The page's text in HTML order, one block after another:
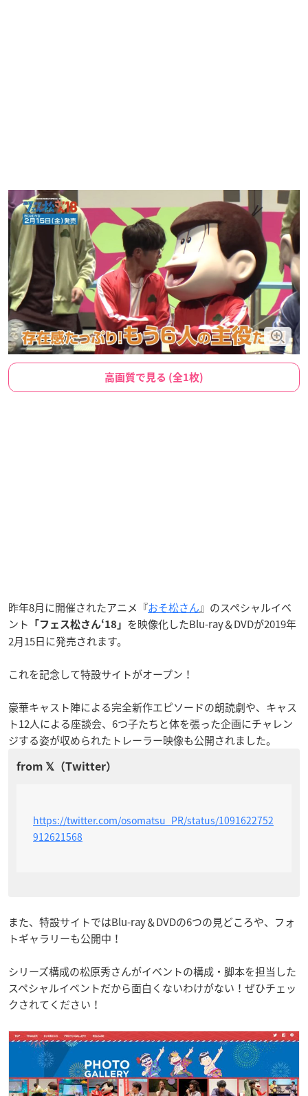
高画質で見る (全1枚)
昨年8月に開催されたアニメ『おそ松さん』のスペシャルイベ
ント
「フェス松さん‘18」 を映像化したBlu-ray＆DVDが2019年
2月15日に発売されます。
これを記念して特設サイトがオープン！
豪華キャスト陣による完全新作エピソードの朗読劇や、キャス
ト12人による座談会、6つ子たちと体を張った企画にチャレン
ジする姿が収められたトレーラー映像も公開されました。
https://twitter.com/osomatsu_PR/status/1091622752
912621568
また、特設サイトではBlu-ray＆DVDの6つの見どころや、フォ
トギャラリーも公開中！
シリーズ構成の松原秀さんがイベントの構成・脚本を担当した
スペシャルイベントだから面白くないわけがない！ぜひチェッ
クされてください！